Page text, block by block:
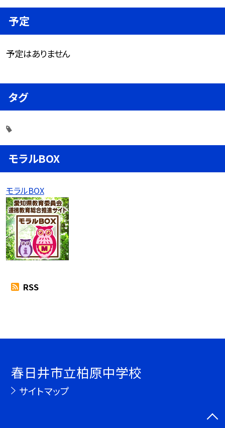
予定
予定はありません
タグ
モラルBOX
モラルBOX
RSS
春日井市立柏原中学校
サイトマップ